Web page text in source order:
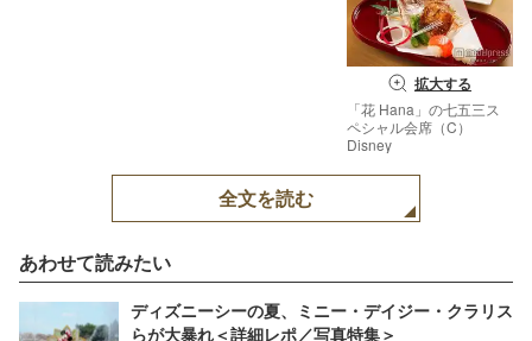
拡大する
「花 Hana」の七五三ス
ペシャル会席（C）
Disney
全文を読む
あわせて読みたい
ディズニーシーの夏、ミニー・デイジー・クラリス
らが大暴れ＜詳細レポ／写真特集＞